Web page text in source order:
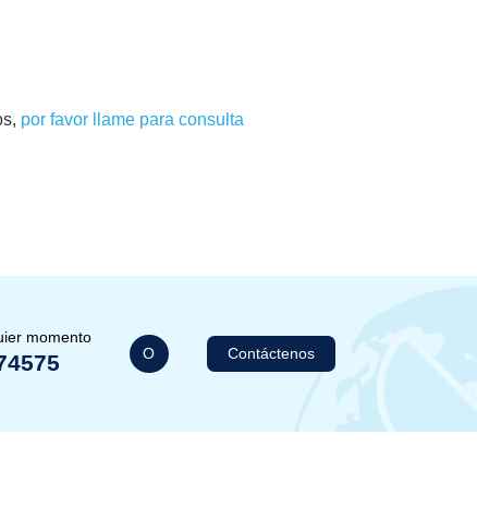
por favor llame para consulta
momento
O Contáctenos